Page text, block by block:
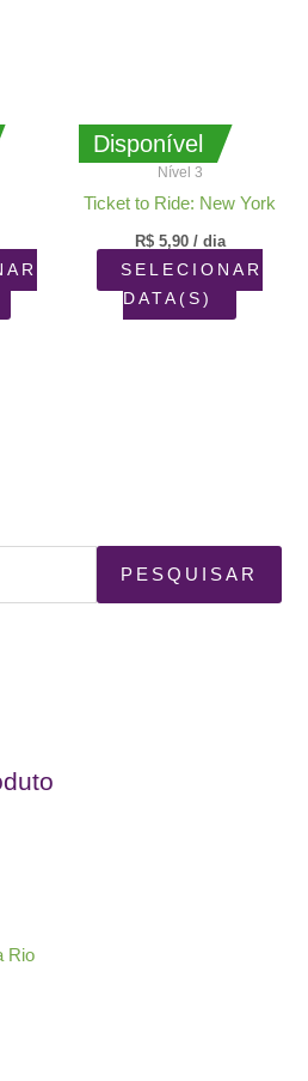
Disponível
Nível 3
Ticket to Ride: New York
R$5,90/ dia
SELECIONAR
DATA(S)
PESQUISAR
Rio